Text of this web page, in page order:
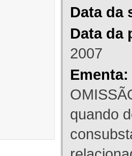
Data da
Data da
2007
Ementa:
quando